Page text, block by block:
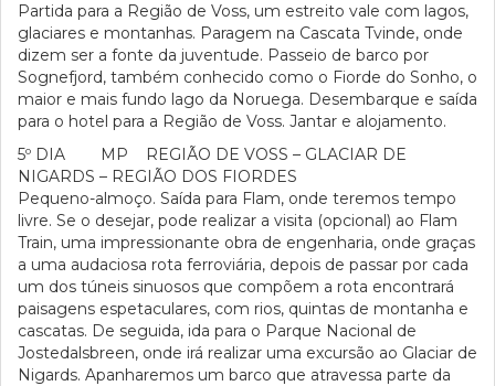
Partida para a Região de Voss, um estreito vale com lagos,
glaciares e montanhas. Paragem na Cascata Tvinde, onde
dizem ser a fonte da juventude. Passeio de barco por
Sognefjord, também conhecido como o Fiorde do Sonho, o
maior e mais fundo lago da Noruega. Desembarque e saída
para o hotel para a Região de Voss. Jantar e alojamento.
5º DIA MP REGIÃO DE VOSS – GLACIAR DE
NIGARDS – REGIÃO DOS FIORDES
Pequeno-almoço. Saída para Flam, onde teremos tempo
livre. Se o desejar, pode realizar a visita (opcional) ao Flam
Train, uma impressionante obra de engenharia, onde graças
a uma audaciosa rota ferroviária, depois de passar por cada
um dos túneis sinuosos que compõem a rota encontrará
paisagens espetaculares, com rios, quintas de montanha e
cascatas. De seguida, ida para o Parque Nacional de
Jostedalsbreen, onde irá realizar uma excursão ao Glaciar de
Nigards. Apanharemos um barco que atravessa parte da